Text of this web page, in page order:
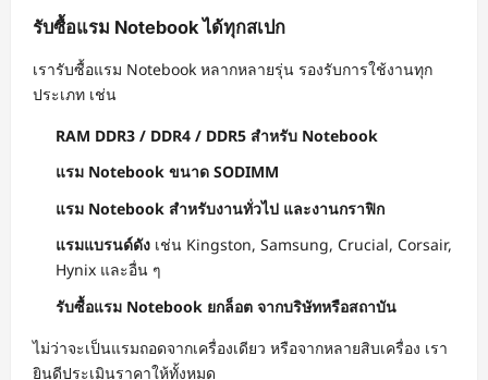
รับซื้อแรม Notebook ได้ทุกสเปก
เรารับซื้อแรม Notebook หลากหลายรุ่น รองรับการใช้งานทุก
ประเภท เช่น
RAM DDR3 / DDR4 / DDR5 สำหรับ Notebook
แรม Notebook ขนาด SODIMM
แรม Notebook สำหรับงานทั่วไป และงานกราฟิก
แรมแบรนด์ดัง เช่น Kingston, Samsung, Crucial, Corsair,
Hynix และอื่น ๆ
รับซื้อแรม Notebook ยกล็อต จากบริษัทหรือสถาบัน
ไม่ว่าจะเป็นแรมถอดจากเครื่องเดียว หรือจากหลายสิบเครื่อง เรา
ยินดีประเมินราคาให้ทั้งหมด